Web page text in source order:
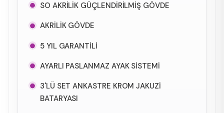
SO AKRİLİK GÜÇLENDİRİLMİŞ GÖVDE
AKRİLİK GÖVDE
5 YIL GARANTİLİ
AYARLI PASLANMAZ AYAK SİSTEMİ
3'LÜ SET ANKASTRE KROM JAKUZİ
BATARYASI